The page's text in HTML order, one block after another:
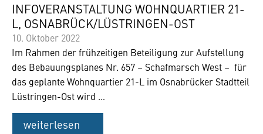
INFOVERANSTALTUNG WOHNQUARTIER 21-
L, OSNABRÜCK/LÜSTRINGEN-OST
10. Oktober 2022
Im Rahmen der frühzeitigen Beteiligung zur Aufstellung
des Bebauungsplanes Nr. 657 – Schafmarsch West – für
das geplante Wohnquartier 21-L im Osnabrücker Stadtteil
Lüstringen-Ost wird …
weiterlesen